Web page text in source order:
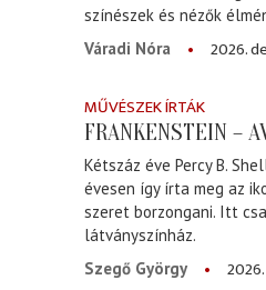
színészek és nézők
Váradi Nóra
2026.
MŰVÉSZEK ÍRTÁK
FRANKENSTEIN –
Kétszáz éve Percy B.
évesen így írta meg az
szeret borzongani. Itt
látványszínház.
Szegő György